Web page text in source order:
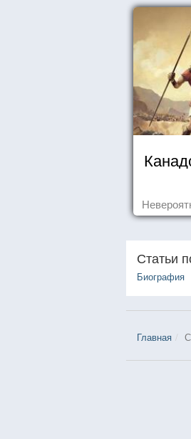
Статьи
Биография
Главная